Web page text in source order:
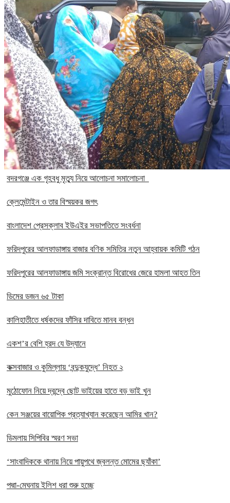
বদরগঞ্জে এক গৃহবধু মৃত্যু নিয়ে আলোচনা সমালোচনা
ক্লেমেন্টাইন ও তার বিস্ময়কর জগৎ
বাংলাদেশ প্রেসক্লাব ইউএইর সভাপতিতে সংবর্ধনা
ফরিদপুরের আলফাডাঙ্গায় বাজার বণিক সমিতির নতুন আহ্বায়ক কমিটি গঠন
ফরিদপুরের আলফাডাঙ্গায় জমি সংক্রান্ত বিরোধের জেরে হামলা আহত তিন
ডিমের ডজন ৬৫ টাকা
কালিহাতীতে ধর্ষকদের ফাঁসির দাবিতে মানব বন্ধন
একশ’র বেশি হ্রদ যে উদ্যানে
কক্সবাজার ও কুমিল্লায় ‘বন্দুকযুদ্ধে’ নিহত ২
মুঠোফোন নিয়ে দ্বন্দ্বে ছোট ভাইয়ের হাতে বড় ভাই খুন
কেন সঞ্জয়ের বায়োপিক প্রত্যাখ্যান করেছেন আমির খান?
ডিমলায় সিপিবির স্মরণ সভা
‘সাংবাদিককে থানায় নিয়ে পায়ুপথে জ্বলন্ত মোমের ছ্যাঁকা’
পদ্মা-মেঘনায় ইলিশ ধরা শুরু হচ্ছে